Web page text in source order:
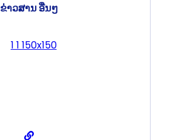
ຂ່າວສານ ອື່ນໆ